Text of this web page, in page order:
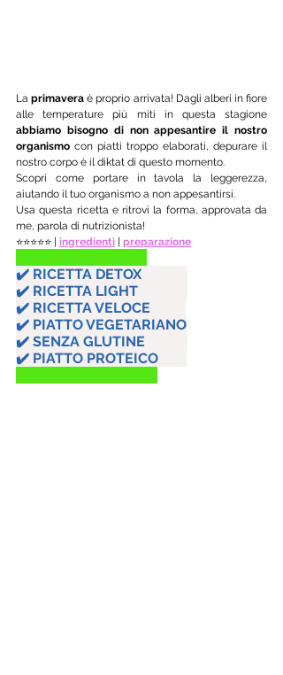
La primavera è proprio arrivata! Dagli alberi in fiore
abbiamo bisogno di non appesantire il nostro
organismo con piatti troppo elaborati, depurare il
nostro corpo è il diktat di questo momento.
Scopri come portare in tavola la leggerezza,
aiutando il tuo organismo a non appesantirsi.
Usa questa ricetta e ritrovi la forma, approvata da
me, parola di nutrizionista!
⭐️⭐️⭐️⭐️⭐️ | ingredienti preparazione
✔️ RICETTA DETOX
✔️ RICETTA LIGHT
✔️ RICETTA VELOCE
✔️ PIATTO VEGETARIANO
✔️ SENZA GLUTINE
✔️ PIATTO PROTEICO